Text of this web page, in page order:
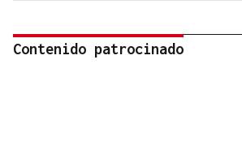
Contenido patrocinado